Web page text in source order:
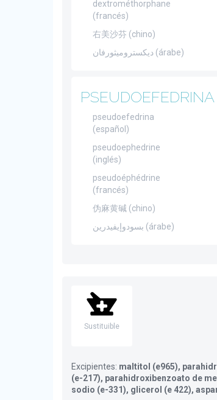
dextrométhorphane
(francés)
右美沙芬 (chino)
ديكستروميثورفان (árabe)
PSEUDOEFEDRINA
pseudoefedrina
(español)
pseudoephedrine
(inglés)
pseudoéphédrine
(francés)
伪麻黄碱 (chino)
بسودوإيفيدرين (árabe)
Sustituible
Excipientes: maltitol (e965),
(e-217), parahidroxibenzoato de
sodio (e-331), glicerol (e 422),